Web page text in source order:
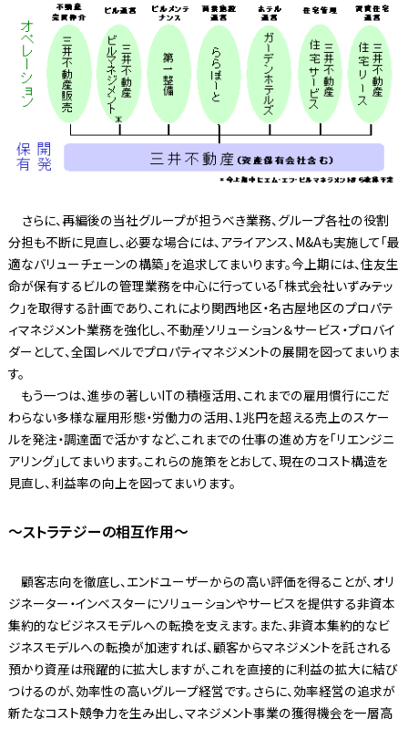
さらに、再編後の当社グループが担うべき業務、グループ各社の役割
分担も不断に見直し、必要な場合には、アライアンス、M&Aも実施して「最
適なバリューチェーンの構築」を追求してまいります。今上期には、住友生
命が保有するビルの管理業務を中心に行っている「株式会社いずみテッ
ク」を取得する計画であり、これにより関西地区・名古屋地区のプロパテ
ィマネジメント業務を強化し、不動産ソリューション＆サービス・プロバイ
ダーとして、全国レベルでプロパティマネジメントの展開を図ってまいりま
す。
もう一つは、進歩の著しいITの積極活用、これまでの雇用慣行にこだ
わらない多様な雇用形態・労働力の活用、1兆円を超える売上のスケー
ルを発注・調達面で活かすなど、これまでの仕事の進め方を「リエンジニ
アリング」してまいります。これらの施策をとおして、現在のコスト構造を
見直し、利益率の向上を図ってまいります。
〜ストラテジーの相互作用〜
顧客志向を徹底し、エンドユーザーからの高い評価を得ることが、オリ
ジネーター・インベスターにソリューションやサービスを提供する非資本
集約的なビジネスモデルへの転換を支えます。また、非資本集約的なビ
ジネスモデルへの転換が加速すれば、顧客からマネジメントを託される
預かり資産は飛躍的に拡大しますが、これを直接的に利益の拡大に結び
つけるのが、効率性の高いグループ経営です。さらに、効率経営の追求が
新たなコスト競争力を生み出し、マネジメント事業の獲得機会を一層高